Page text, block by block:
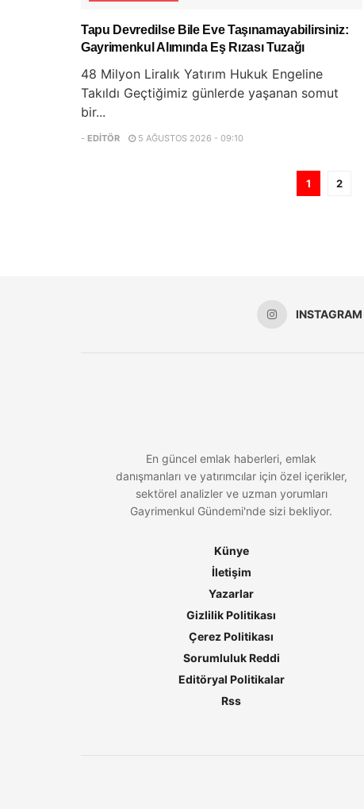
Tapu Devredilse Bile Eve Taşınamayabilirsiniz:
Gayrimenkul Alımında Eş Rızası Tuzağı
48 Milyon Liralık Yatırım Hukuk Engeline
Takıldı Geçtiğimiz günlerde yaşanan somut
bir...
- EDITÖR 5 AĞUSTOS 2026 - 09:10
1 2
INSTAGRAM
En güncel emlak haberleri, emlak
danışmanları ve yatırımcılar için özel içerikler,
sektörel analizler ve uzman yorumları
Gayrimenkul Gündemi'nde sizi bekliyor.
Künye
İletişim
Yazarlar
Gizlilik Politikası
Çerez Politikası
Sorumluluk Reddi
Editöryal Politikalar
Rss